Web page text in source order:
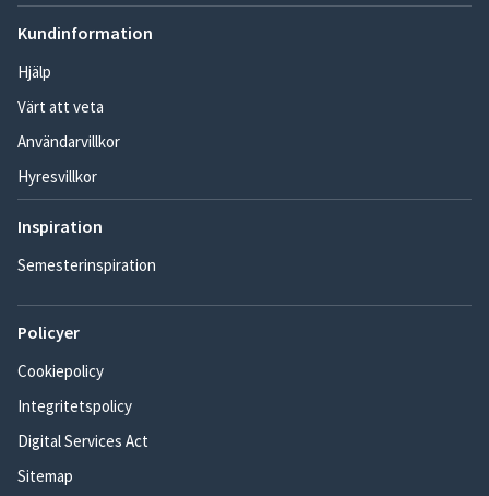
Kundinformation
Hjälp
Värt att veta
Användarvillkor
Hyresvillkor
Inspiration
Semesterinspiration
Policyer
Cookiepolicy
Integritetspolicy
Digital Services Act
Sitemap